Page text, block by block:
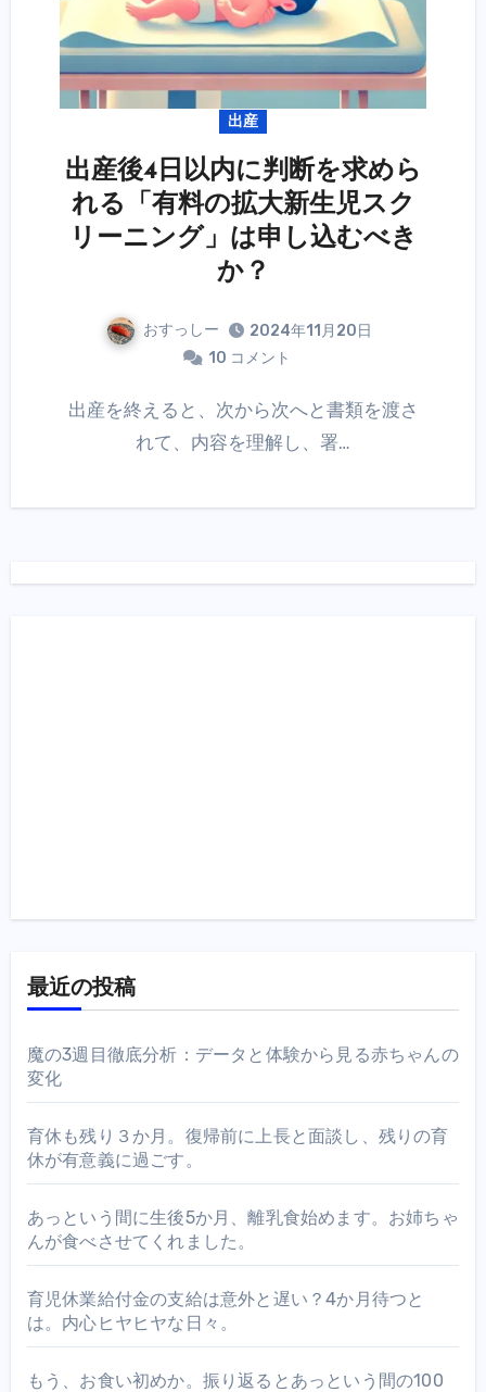
出産
出産後4日以内に判断を求めら
れる「有料の拡大新生児スク
リーニング」は申し込むべき
か？
おすっしー
2024年11月20日
10 コメント
出産を終えると、次から次へと書類を渡さ
れて、内容を理解し、署…
最近の投稿
魔の3週目徹底分析：データと体験から見る赤ちゃんの
変化
育休も残り３か月。復帰前に上長と面談し、残りの育
休が有意義に過ごす。
あっという間に生後5か月、離乳食始めます。お姉ちゃ
んが食べさせてくれました。
育児休業給付金の支給は意外と遅い？4か月待つと
は。内心ヒヤヒヤな日々。
もう、お食い初めか。振り返るとあっという間の100